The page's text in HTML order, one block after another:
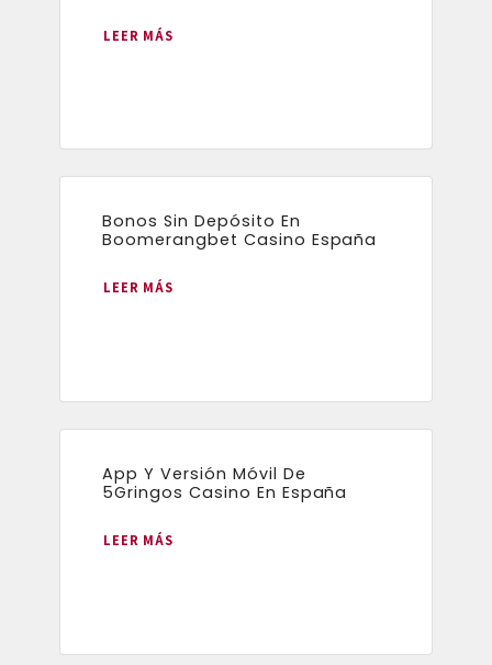
LEER MÁS
Bonos Sin Depósito En
Boomerangbet Casino España
LEER MÁS
App Y Versión Móvil De
5Gringos Casino En España
LEER MÁS